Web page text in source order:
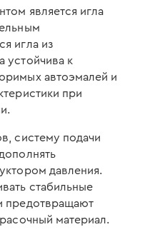
является игла
игла из
устойчива к
автоэмалей и
при
систему подачи
давления.
стабильные
предотвращают
материал.